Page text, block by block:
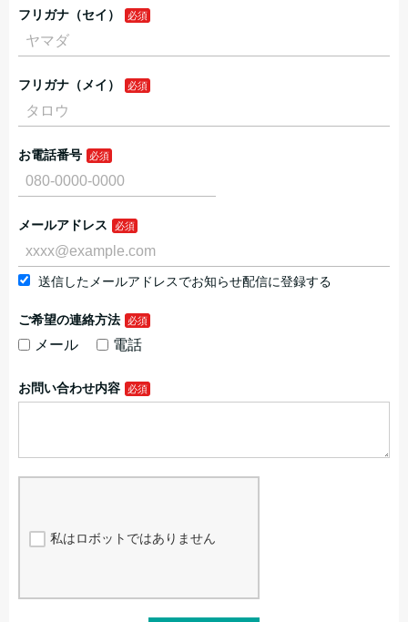
フリガナ（セイ）
フリガナ（メイ）
お電話番号
メールアドレス
送信したメールアドレスでお知らせ配信に登録する
ご希望の連絡方法
メール 電話
お問い合わせ内容
私はロボットではありません